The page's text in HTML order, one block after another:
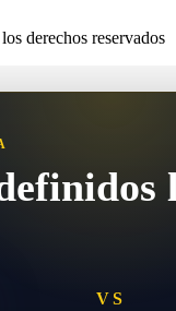
derechos reservados
VS